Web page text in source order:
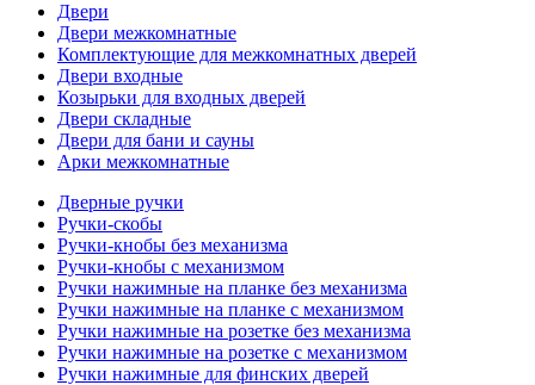
Двери
Двери межкомнатные
Комплектующие для межкомнатных дверей
Двери входные
Козырьки для входных дверей
Двери складные
Двери для бани и сауны
Арки межкомнатные
Дверные ручки
Ручки-скобы
Ручки-кнобы без механизма
Ручки-кнобы с механизмом
Ручки нажимные на планке без механизма
Ручки нажимные на планке с механизмом
Ручки нажимные на розетке без механизма
Ручки нажимные на розетке с механизмом
Ручки нажимные для финских дверей